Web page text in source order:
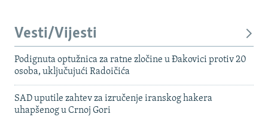
Vesti/Vijesti
Podignuta optužnica za ratne zločine u Đakovici protiv 20
osoba, uključujući Radoičića
SAD uputile zahtev za izručenje iranskog hakera
uhapšenog u Crnoj Gori